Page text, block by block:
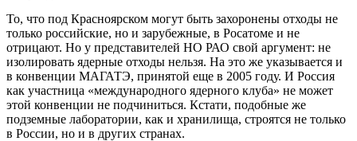
То, что под Красноярском могут быть захоронены отходы не
только российские, но и зарубежные, в Росатоме и не
отрицают. Но у представителей НО РАО свой аргумент: не
изолировать ядерные отходы нельзя. На это же указывается и
в конвенции МАГАТЭ, принятой еще в 2005 году. И Россия
как участница «международного ядерного клуба» не может
этой конвенции не подчиниться. Кстати, подобные же
подземные лаборатории, как и хранилища, строятся не только
в России, но и в других странах.